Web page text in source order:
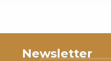
Newsletter